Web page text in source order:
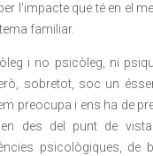
l’impacte que té en el
familiar.
i no psicòleg, ni
sobretot, soc un
preocupa i ens ha de
des del punt de
psicològiques, de